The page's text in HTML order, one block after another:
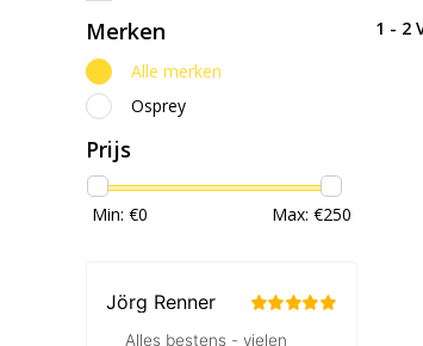
Merken
Alle merken
Osprey
Prijs
Min: €0 Max: €250
1 - 2